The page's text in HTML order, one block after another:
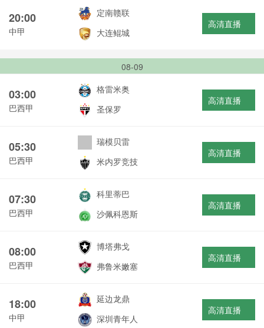
20:00
中甲
定南赣联
大连鲲城
高清直播
08-09
03:00
巴西甲
格雷米奥
圣保罗
高清直播
05:30
巴西甲
瑞模贝雷
米内罗竞技
高清直播
07:30
巴西甲
科里蒂巴
沙佩科恩斯
高清直播
08:00
巴西甲
博塔弗戈
弗鲁米嫩塞
高清直播
18:00
中甲
延边龙鼎
深圳青年人
高清直播